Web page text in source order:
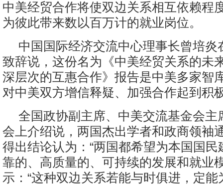
中美经贸合作将使双边关系相互依赖程
为彼此带来数以百万计的就业岗位。
中国国际经济交流中心理事长曾培炎
致辞说，这份名为《中美经贸关系的未
深层次的互惠合作》报告是中美多家智
对中美双方增信释疑、加强合作起到积
全国政协副主席、中美交流基金会主
会上介绍说，两国杰出学者和政商领袖
得出结论认为：“两国都希望为本国国
靠的、高质量的、可持续的发展和就业
示：“这种双边关系若能与时俱进，定